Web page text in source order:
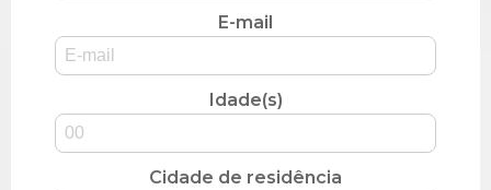
E-mail
Idade(s)
Cidade de residência